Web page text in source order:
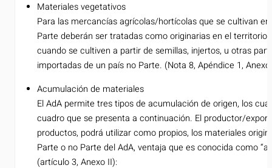
Materiales vegetativos
Para las mercancías agrícolas/hortícolas que se cultivan
Parte deberán ser tratadas como originarias en el territorio
cuando se cultiven a partir de semillas, injertos, u otras
importadas de un país no Parte. (Nota 8, Apéndice 1,
Acumulación de materiales
El AdA permite tres tipos de acumulación de origen, los
cuadro que se presenta a continuación. El productor/
productos, podrá utilizar como propios, los materiales
Parte o no Parte del AdA, ventaja que es conocida como
(artículo 3, Anexo II):